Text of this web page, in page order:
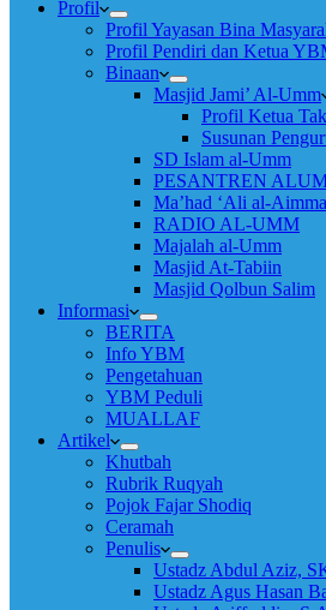
Profil
Profil Yayasan Bina
Profil Pendiri dan Ketua
Binaan
Masjid Jami’ Al-Umm
Profil Ketua
Susunan
SD Islam al-Umm
PESANTREN
Ma’had ‘Ali al-
RADIO AL-UMM
Majalah al-Umm
Masjid At-Tabiin
Masjid Qolbun Salim
Informasi
BERITA
Info YBM
Pengetahuan
YBM Peduli
MUALLAF
Artikel
Khutbah
Rubrik Ruqyah
Pojok Fajar Shodiq
Ceramah
Penulis
Ustadz Abdul Aziz,
Ustadz Agus Hasan